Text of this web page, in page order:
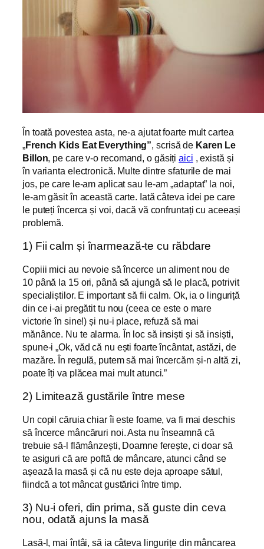
În toată povestea asta, ne-a ajutat foarte mult cartea
„French Kids Eat Everything”, scrisă de Karen Le
Billon, pe care v-o recomand, o găsițiaici , există și
în varianta electronică. Multe dintre sfaturile de mai
jos, pe care le-am aplicat sau le-am „adaptat” la noi,
le-am găsit în această carte. Iată câteva idei pe care
le puteți încerca și voi, dacă vă confruntați cu aceeași
problemă.
1) Fii calm și înarmează-te cu răbdare
Copiii mici au nevoie să încerce un aliment nou de
10 până la 15 ori, până să ajungă să le placă, potrivit
specialiștilor. E important să fii calm. Ok, ia o linguriță
din ce i-ai pregătit tu nou (ceea ce este o mare
victorie în sine!) și nu-i place, refuză să mai
mănânce. Nu te alarma. În loc să insiști și să insiști,
spune-i „Ok, văd că nu ești foarte încântat, astăzi, de
mazăre. În regulă, putem să mai încercăm și-n altă zi,
poate îți va plăcea mai mult atunci.”
2) Limitează gustările între mese
Un copil căruia chiar îi este foame, va fi mai deschis
să încerce mâncăruri noi. Asta nu înseamnă că
trebuie să-l flămânzești, Doamne ferește, ci doar să
te asiguri că are poftă de mâncare, atunci când se
așează la masă și că nu este deja aproape sătul,
fiindcă a tot mâncat gustărici între timp.
3) Nu-i oferi, din prima, să guste din ceva
nou, odată ajuns la masă
Lasă-l, mai întâi, să ia câteva lingurițe din mâncarea